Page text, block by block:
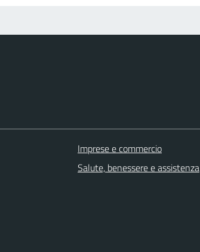
Imprese e commercio
Salute, benessere e assistenza